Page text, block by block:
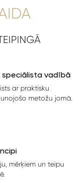
speciālista vadībā
ar praktisku
metožu jomā.
mērķiem un teipu